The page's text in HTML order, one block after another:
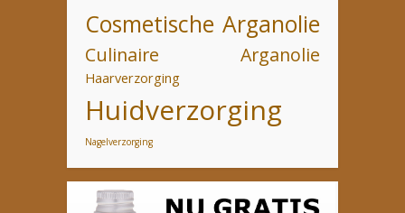
Cosmetische Arganolie
Culinaire Arganolie
Haarverzorging
Huidverzorging
Nagelverzorging